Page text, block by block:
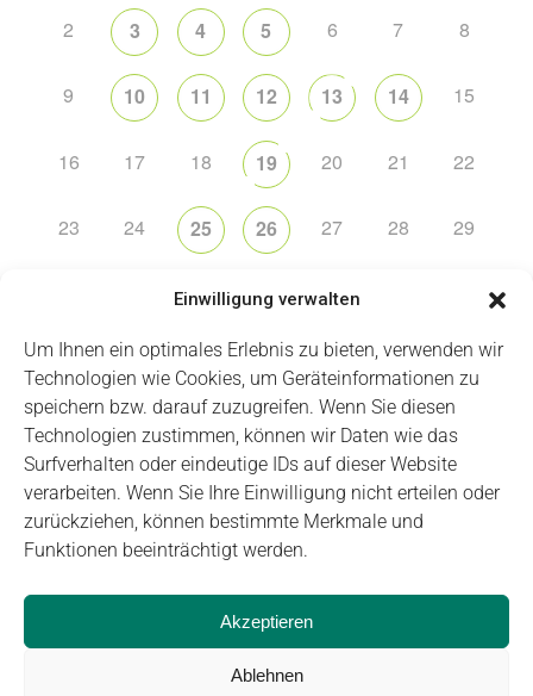
Einwilligung verwalten
Um Ihnen ein optimales Erlebnis zu bieten, verwenden wir
Technologien wie Cookies, um Geräteinformationen zu
speichern bzw. darauf zuzugreifen. Wenn Sie diesen
Technologien zustimmen, können wir Daten wie das
Surfverhalten oder eindeutige IDs auf dieser Website
verarbeiten. Wenn Sie Ihre Einwilligung nicht erteilen oder
zurückziehen, können bestimmte Merkmale und
Funktionen beeinträchtigt werden.
Akzeptieren
Ablehnen
2 3 4 5 6 7 8
9 10 11 12 13 14 15
16 17 18 19 20 21 22
23 24 25 26 27 28 29
2 3 4
Impressum Datenschutz Login